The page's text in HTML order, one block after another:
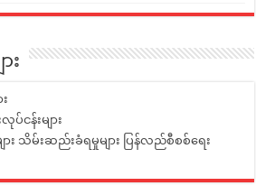
း
န်းများ
ား သိမ်းဆည်းခံရမှုများ ပြန်လည်စီစစ်ရေး